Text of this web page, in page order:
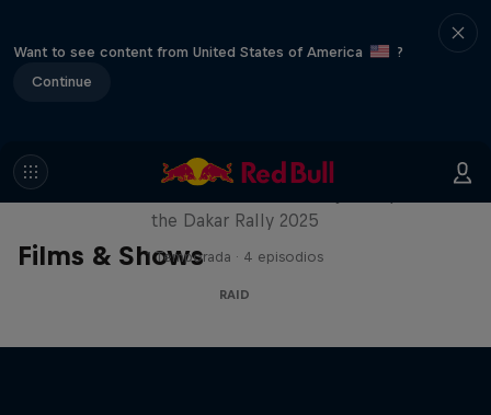
Want to see content from United States of America
?
Continue
Films & Shows
Journey to Dakar
the Dakar Rally 2025
1 Temporada · 4 episodios
RAID